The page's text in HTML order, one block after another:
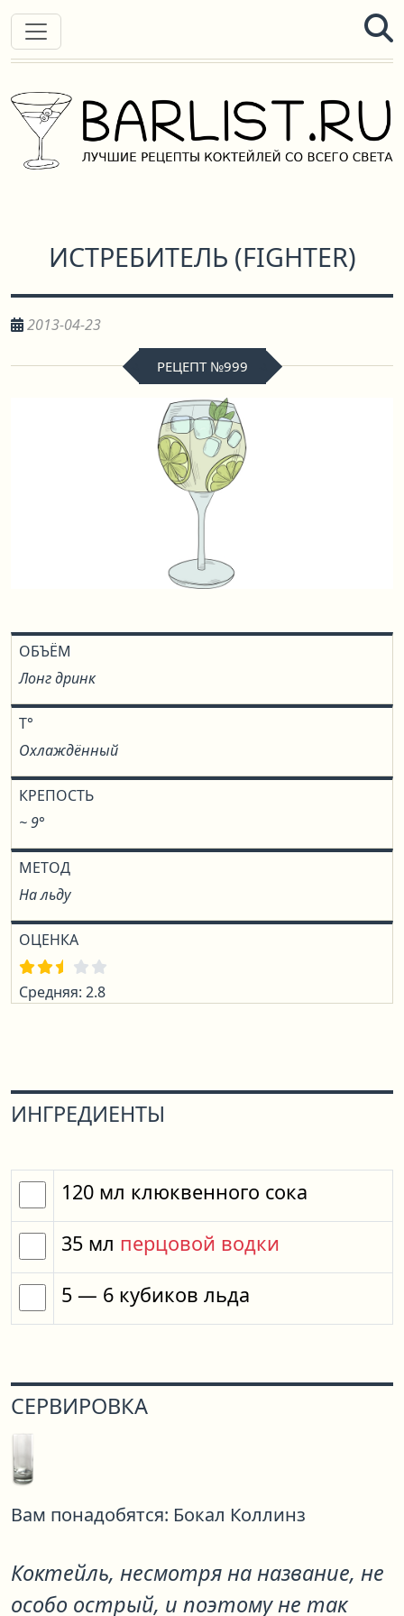
ИСТРЕБИТЕЛЬ (FIGHTER)
2013-04-23
РЕЦЕПТ №999
ОБЪЁМ
Лонг дринк
T°
Охлаждённый
КРЕПОСТЬ
~ 9°
МЕТОД
На льду
ОЦЕНКА
Средняя: 2.8
ИНГРЕДИЕНТЫ
120 мл клюквенного сока
35 мл перцовой водки
5 — 6 кубиков льда
СЕРВИРОВКА
Вам понадобятся: Бокал Коллинз
Коктейль, несмотря на название, не
особо острый, и поэтому не так